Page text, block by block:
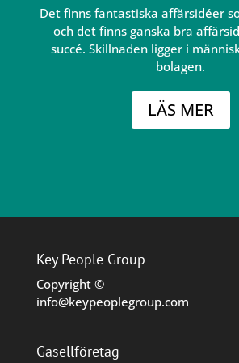
Det finns fantastiska affärsidéer
och det finns ganska bra
succé. Skillnaden ligger i
bolagen.
LÄS MER
Key People Group
Copyright ©
info@keypeoplegroup.com
Gasellföretag